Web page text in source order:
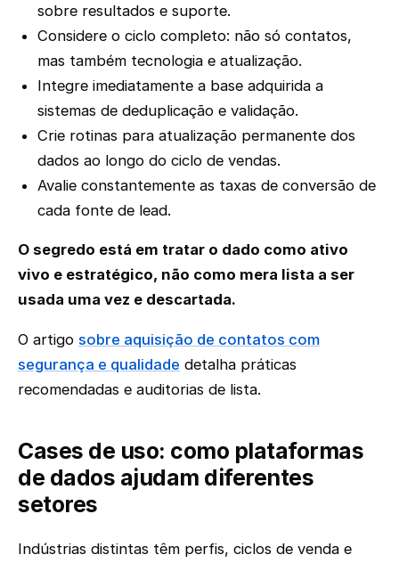
sobre resultados e suporte.
Considere o ciclo completo: não só contatos,
mas também tecnologia e atualização.
Integre imediatamente a base adquirida a
sistemas de deduplicação e validação.
Crie rotinas para atualização permanente dos
dados ao longo do ciclo de vendas.
Avalie constantemente as taxas de conversão de
cada fonte de lead.
O segredo está em tratar o dado como ativo
vivo e estratégico, não como mera lista a ser
usada uma vez e descartada.
O artigo sobre aquisição de contatos com
segurança e qualidade detalha práticas
recomendadas e auditorias de lista.
Cases de uso: como plataformas
de dados ajudam diferentes
setores
Indústrias distintas têm perfis, ciclos de venda e